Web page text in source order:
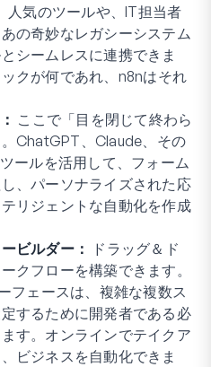
人気のツールや、IT担当者
の奇妙なレガシーシステム
シームレスに連携できま
クが何であれ、n8nはそれ
ここで「目を閉じて終わら
ChatGPT、Claude、その
ールを活用して、フォーム
、パーソナライズされた応
リジェントな自動化を作成
ビルダー：
ドラッグ＆ド
クフローを構築できます。
フェースは、複雑な複数ス
するために開発者である必
す。オンラインでテイクア
ビジネスを自動化できま